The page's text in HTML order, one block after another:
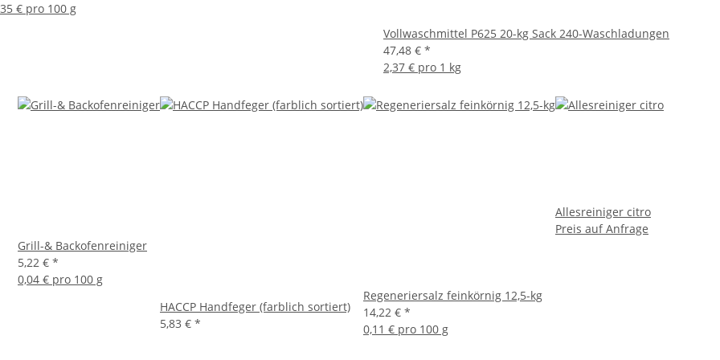
€ pro 100 g
Vollwaschmittel P625 20-kg Sack 240-Waschladungen
47,48 € *
2,37 € pro 1 kg
Grill-& Backofenreiniger
5,22 € *
0,04 € pro 100 g
HACCP Handfeger (farblich sortiert)
5,83 € *
Regeneriersalz feinkörnig 12,5-kg
14,22 € *
0,11 € pro 100 g
Allesreiniger citro
Preis auf Anfrage